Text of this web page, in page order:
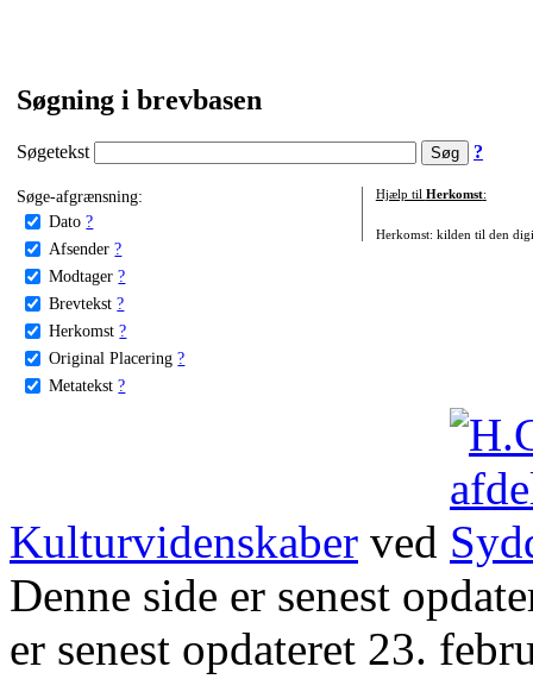
Søgning i brevbasen
Søgetekst ?
Søge-afgrænsning:
Dato ?
Afsender ?
Modtager ?
Brevtekst ?
Herkomst ?
Original Placering ?
Metatekst ?
Hjælp til Herkomst:
Herkomst: kilden til den
Kulturvidenskaber ved
Denne side er senest
er senest opdateret 23.